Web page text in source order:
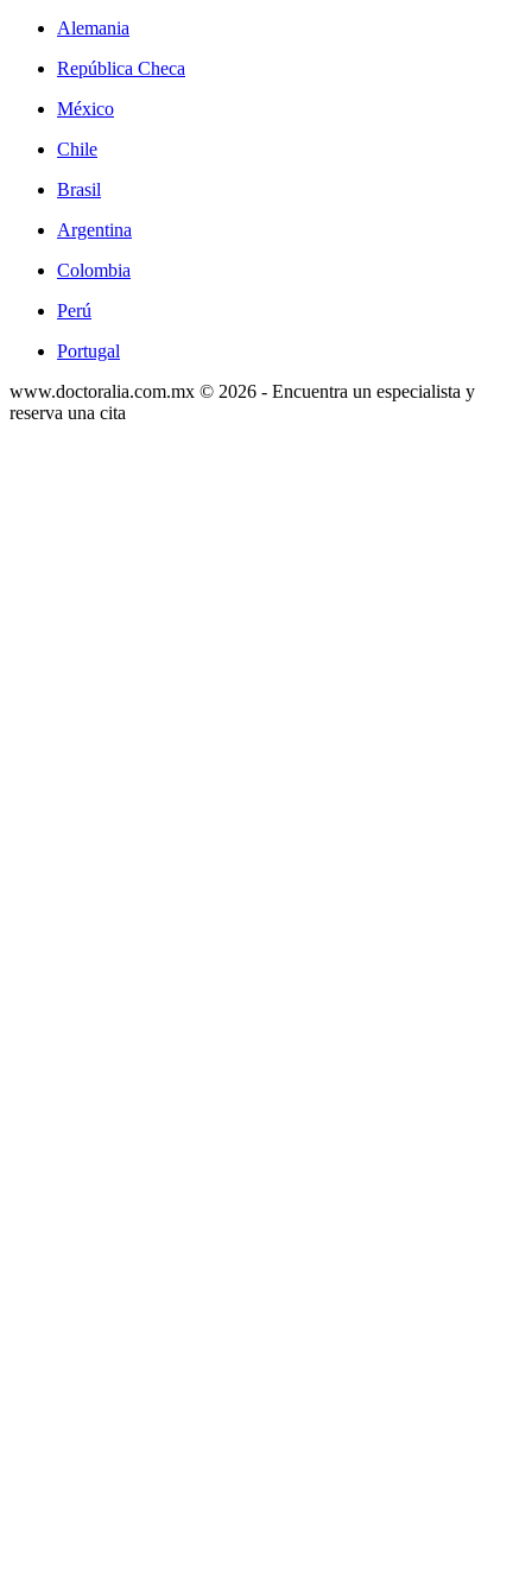
Alemania
República Checa
México
Chile
Brasil
Argentina
Colombia
Perú
Portugal
www.doctoralia.com.mx © 2026 - Encuentra un especialista y
reserva una cita